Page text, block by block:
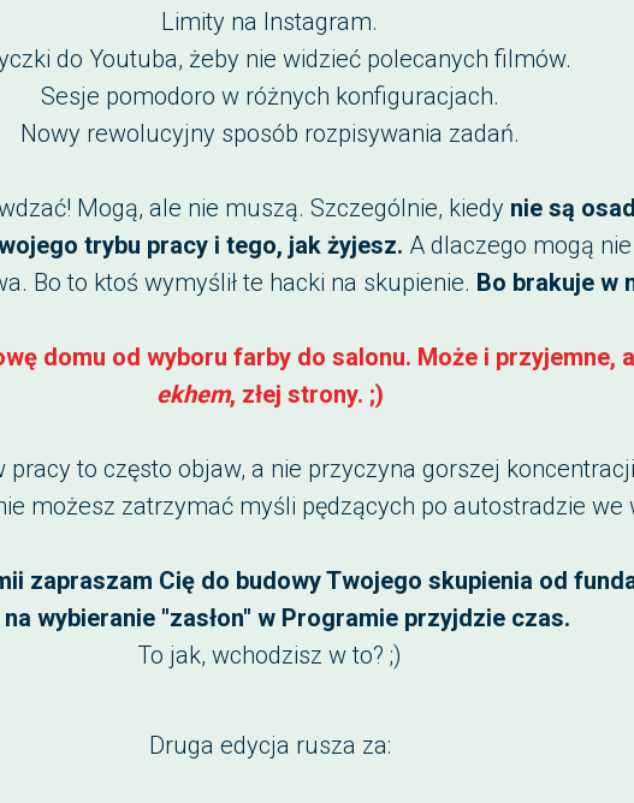
Limity na Instagram.
do Youtuba, żeby nie widzieć polecanych filmów.
Sesje pomodoro w różnych konfiguracjach.
Nowy rewolucyjny sposób rozpisywania zadań.
Mogą, ale nie muszą. Szczególnie, kiedy nie są
trybu pracy i tego, jak żyjesz. A dlaczego mogą
Bo to ktoś wymyślił te hacki na skupienie. Bo brakuje w
domu od wyboru farby do salonu. Może i przyjemne,
ekhem, złej strony. ;)
pracy to często objaw, a nie przyczyna gorszej
możesz zatrzymać myśli pędzących po autostradzie we
zapraszam Cię do budowy Twojego skupienia od
wybieranie "zasłon" w Programie przyjdzie czas.
To jak, wchodzisz w to? ;)
Druga edycja rusza za: